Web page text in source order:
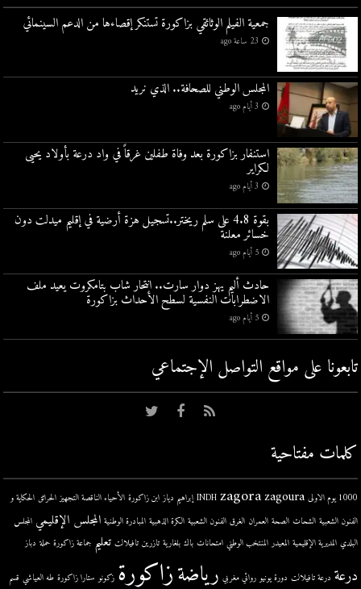
جمعية الفيلم الوثائقي بزاكورة تستنكر إقصاءها من الدعم السينمائي
23 ساعة ago
المجلس الوطني للصحافة.. الذي نريد
3 أيام ago
استنفار بزاكورة بعد وفاة طفلين غرقاً في واد درعة بأولاد يحيى
لكراير
3 أيام ago
بقوة 4.8 على سلم ريختر..تسجيل هزة أرضية في إقليم ميدلت دون
خسائر معلنة
5 أيام ago
حادث أليم يهز دوار سارت.. انتحار شاب بتامكروت يعيد ملف
الاضطرابات النفسية لسطح الأحداث بزاكورة
5 أيام ago
تابعونا على مواقع التواصل اﻹجتماعي
كلمات مفتاحية
1000 يوم الاولى INDH zagora zagoura إبراهيم دياز ابن زاكورة الأحياء الناقصة التجهيز الحرائق الحكاية و
الفنون الشعبية الشحات الصحة العمران الغرق الفنون الشعبية الكرة الذهبية المبادرة الوطنية المجلس الإقليمي المجلس
البلدي المديرية الإقليمية المعيدر المنتخب الوطني امتحانات باك بلغارية تازرين تافيلالت تعليم جماعة زاكورة حملة دباز
درعة درعة تافيلالت دورة يونيو روائي مغربي رياضةزاكورة زكونو ستارا زاكورة طه العياشي قسم